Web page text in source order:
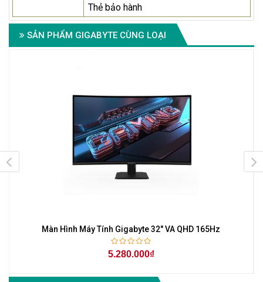
Thẻ bảo hành
SẢN PHẨM GIGABYTE CÙNG LOẠI
Màn Hình Máy Tính Gigabyte 32" VA QHD 165Hz
5.280.000₫